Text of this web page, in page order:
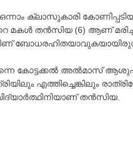
ഒന്നാം ക്ലാസുകാരി
മകൾ തൻസിയ (6) ആണ്
കോട്ടക്കൽ അൽമാസ്
എത്തിച്ചെങ്കിലും
തൻസിയ.